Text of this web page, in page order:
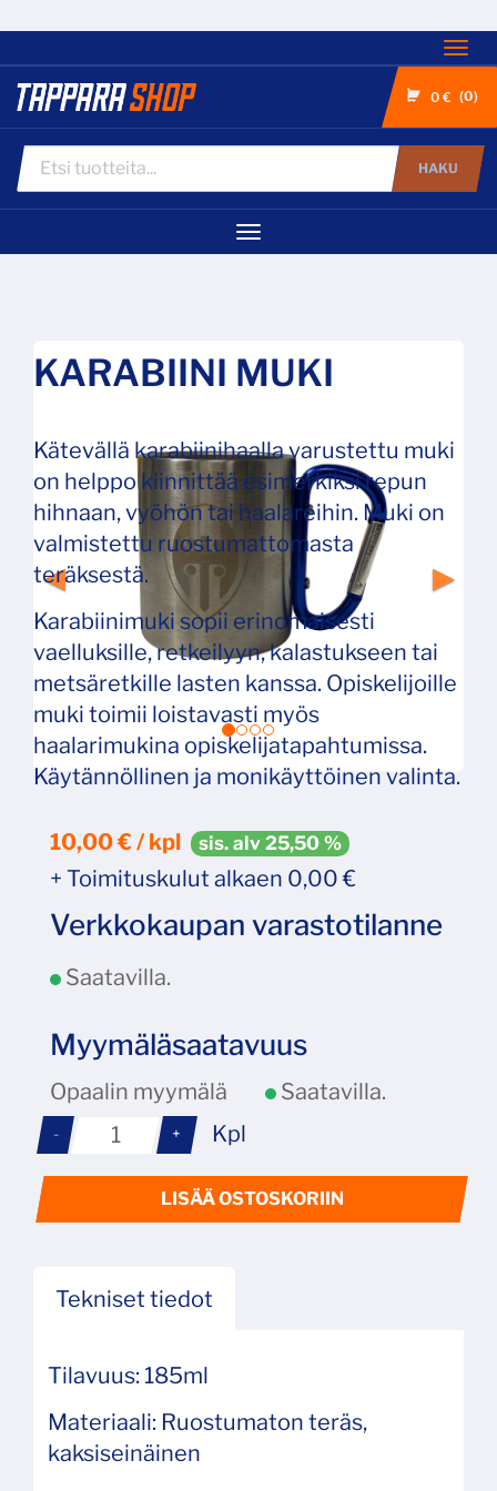
0 € 0
HAKU
Navigaatio
KARABIINI MUKI
Kätevällä karabiinihaalla varustettu muki
on helppo kiinnittää esimerkiksi repun
hihnaan, vyöhön tai haalareihin. Muki on
valmistettu ruostumattomasta
teräksestä.
Karabiinimuki sopii erinomaisesti
vaelluksille, retkeilyyn, kalastukseen tai
metsäretkille lasten kanssa. Opiskelijoille
muki toimii loistavasti myös
haalarimukina opiskelijatapahtumissa.
Käytännöllinen ja monikäyttöinen valinta.
10,00 € / kpl sis. alv 25,50 %
+ Toimituskulut alkaen 0,00 €
Verkkokaupan varastotilanne
Saatavilla.
Myymäläsaatavuus
Opaalin myymälä Saatavilla.
- + Kpl
LISÄÄ OSTOSKORIIN
Tekniset tiedot
Tilavuus: 185ml
Materiaali: Ruostumaton teräs,
kaksiseinäinen